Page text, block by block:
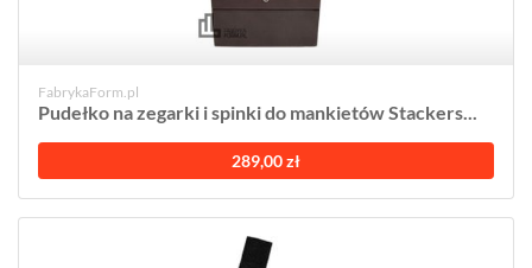
FabrykaForm.pl
Pudełko na zegarki i spinki do mankietów Stackers...
289,00 zł